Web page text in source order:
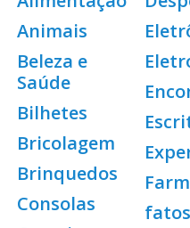
Animais
Beleza e
Saúde
Bilhetes
Bricolagem
Brinquedos
Consolas
fatos